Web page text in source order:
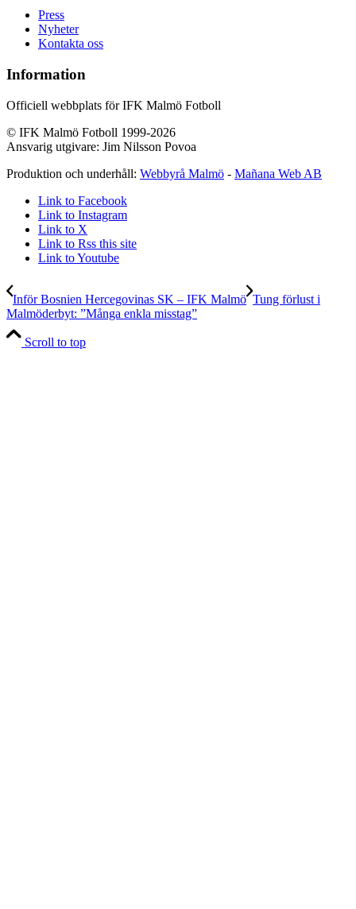
Press
Nyheter
Kontakta oss
Information
Officiell webbplats för IFK Malmö Fotboll
© IFK Malmö Fotboll 1999-2026
Ansvarig utgivare: Jim Nilsson Povoa
Produktion och underhåll: Webbyrå Malmö - Mañana Web AB
Link to Facebook
Link to Instagram
Link to X
Link to Rss this site
Link to Youtube
Inför Bosnien Hercegovinas SK – IFK Malmö Tung förlust i
Malmöderbyt: ”Många enkla misstag”
Scroll to top